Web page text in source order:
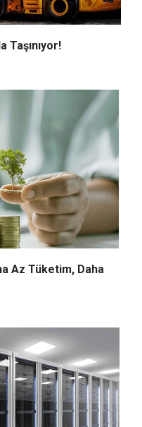
Taşınıyor!
Az Tüketim, Daha